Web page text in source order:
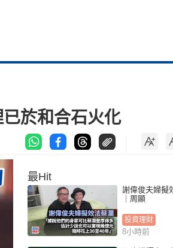
於和合石火化
最Hit
謝偉俊夫婦擬
｜周顯
投資理財
8小時前